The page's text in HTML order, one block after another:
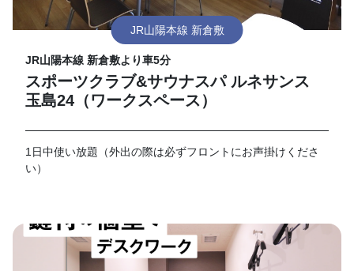
JR山陽本線 新倉敷
JR山陽本線 新倉敷より車5分
スポーツクラブ&サウナスパ ルネサンス
玉島24（ワークスペース）
1日中使い放題（外出の際は必ずフロントにお声掛けくださ
い）